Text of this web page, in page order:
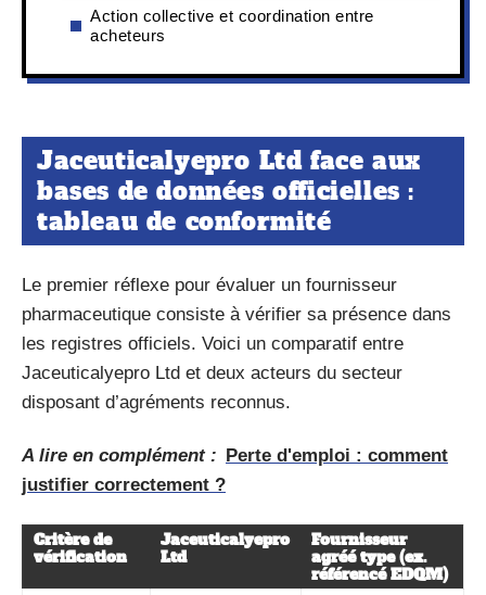
Action collective et coordination entre
acheteurs
Jaceuticalyepro Ltd face aux
bases de données officielles :
tableau de conformité
Le premier réflexe pour évaluer un fournisseur
pharmaceutique consiste à vérifier sa présence dans
les registres officiels. Voici un comparatif entre
Jaceuticalyepro Ltd et deux acteurs du secteur
disposant d’agréments reconnus.
A lire en complément : Perte d'emploi : comment
justifier correctement ?
Critère de
vérification
Jaceuticalyepro
Ltd
Fournisseur
agréé type (ex.
référencé EDQM)